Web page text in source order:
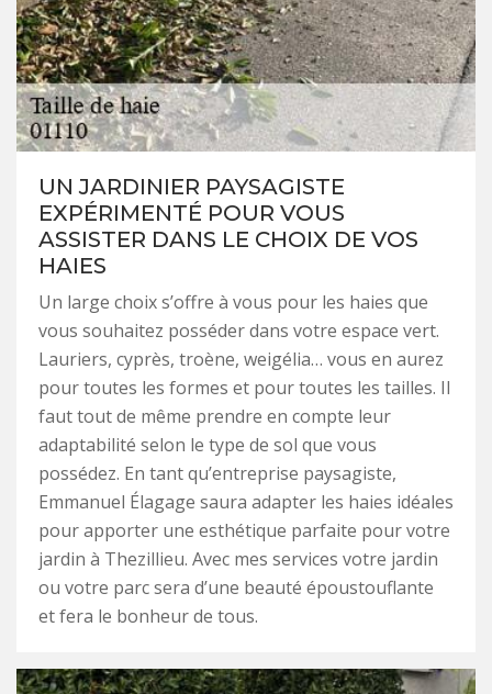
UN JARDINIER PAYSAGISTE
EXPÉRIMENTÉ POUR VOUS
ASSISTER DANS LE CHOIX DE VOS
HAIES
Un large choix s’offre à vous pour les haies que
vous souhaitez posséder dans votre espace vert.
Lauriers, cyprès, troène, weigélia… vous en aurez
pour toutes les formes et pour toutes les tailles. Il
faut tout de même prendre en compte leur
adaptabilité selon le type de sol que vous
possédez. En tant qu’entreprise paysagiste,
Emmanuel Élagage saura adapter les haies idéales
pour apporter une esthétique parfaite pour votre
jardin à Thezillieu. Avec mes services votre jardin
ou votre parc sera d’une beauté époustouflante
et fera le bonheur de tous.